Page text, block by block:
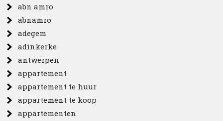
abn amro
abnamro
adegem
adinkerke
antwerpen
appartement
appartement te huur
appartement te koop
appartementen